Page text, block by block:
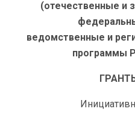
(отечественные и
ведомственные и
программы